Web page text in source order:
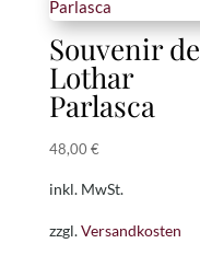
Souvenir de
Lothar
Parlasca
48,00 €
inkl. MwSt.
zzgl.Versandkosten